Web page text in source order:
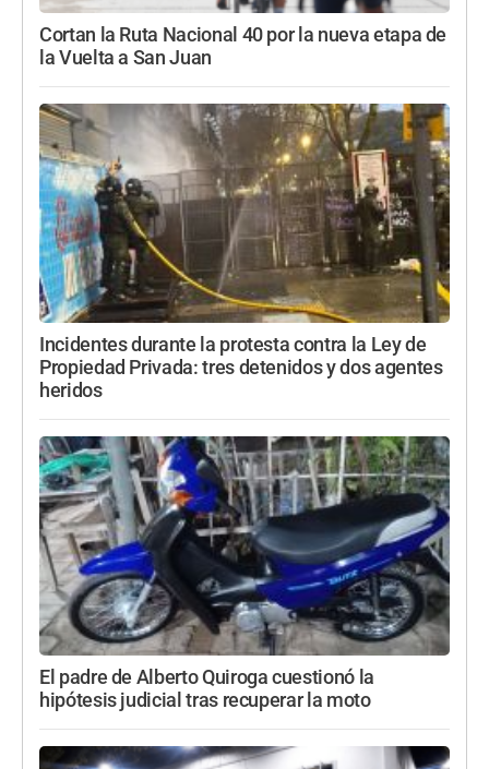
Cortan la Ruta Nacional 40 por la nueva etapa de
la Vuelta a San Juan
Incidentes durante la protesta contra la Ley de
Propiedad Privada: tres detenidos y dos agentes
heridos
El padre de Alberto Quiroga cuestionó la
hipótesis judicial tras recuperar la moto